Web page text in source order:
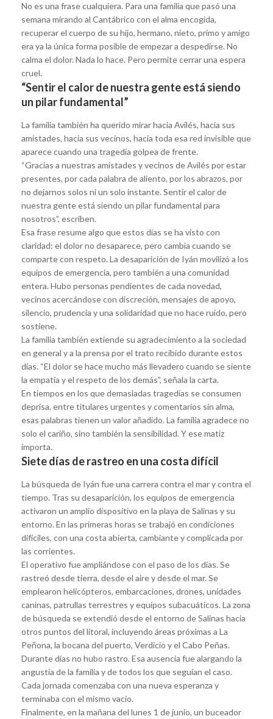
No es una frase cualquiera. Para una familia que pasó una
semana mirando al Cantábrico con el alma encogida,
recuperar el cuerpo de su hijo, hermano, nieto, primo y amigo
era ya la única forma posible de empezar a despedirse. No
calma el dolor. Nada lo hace. Pero permite cerrar una espera
cruel.
“Sentir el calor de nuestra gente está siendo
un pilar fundamental”
La familia también ha querido mirar hacia Avilés, hacia sus
amistades, hacia sus vecinos, hacia toda esa red invisible que
aparece cuando una tragedia golpea de frente.
“Gracias a nuestras amistades y vecinos de Avilés por estar
presentes, por cada palabra de aliento, por los abrazos, por
no dejarnos solos ni un solo instante. Sentir el calor de
nuestra gente está siendo un pilar fundamental para
nosotros”, escriben.
Esa frase resume algo que estos días se ha visto con
claridad: el dolor no desaparece, pero cambia cuando se
comparte con respeto. La desaparición de Iyán movilizó a los
equipos de emergencia, pero también a una comunidad
entera. Hubo personas pendientes de cada novedad,
vecinos acercándose con discreción, mensajes de apoyo,
silencio, prudencia y una solidaridad que no hace ruido, pero
sostiene.
La familia también extiende su agradecimiento a la sociedad
en general y a la prensa por el trato recibido durante estos
días. “El dolor se hace mucho más llevadero cuando se siente
la empatía y el respeto de los demás”, señala la carta.
En tiempos en los que demasiadas tragedias se consumen
deprisa, entre titulares urgentes y comentarios sin alma,
esas palabras tienen un valor añadido. La familia agradece no
solo el cariño, sino también la sensibilidad. Y ese matiz
importa.
Siete días de rastreo en una costa difícil
La búsqueda de Iyán fue una carrera contra el mar y contra el
tiempo. Tras su desaparición, los equipos de emergencia
activaron un amplio dispositivo en la playa de Salinas y su
entorno. En las primeras horas se trabajó en condiciones
difíciles, con una costa abierta, cambiante y complicada por
las corrientes.
El operativo fue ampliándose con el paso de los días. Se
rastreó desde tierra, desde el aire y desde el mar. Se
emplearon helicópteros, embarcaciones, drones, unidades
caninas, patrullas terrestres y equipos subacuáticos. La zona
de búsqueda se extendió desde el entorno de Salinas hacia
otros puntos del litoral, incluyendo áreas próximas a La
Peñona, la bocana del puerto, Verdicio y el Cabo Peñas.
Durante días no hubo rastro. Esa ausencia fue alargando la
angustia de la familia y de todos los que seguían el caso.
Cada jornada comenzaba con una nueva esperanza y
terminaba con el mismo vacío.
Finalmente, en la mañana del lunes 1 de junio, un buceador